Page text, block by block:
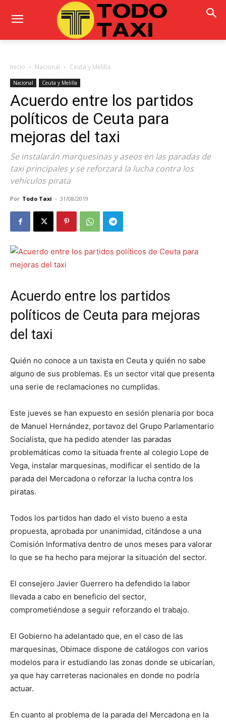
Inicio Nacional Ceuta y Melilla
Nacional Ceuta y Melilla
Acuerdo entre los partidos
políticos de Ceuta para
mejoras del taxi
Se instalarán marquesinas y aseos en las paradas de
taxi principales y se reforzará la lucha contra los
vehículos pirata
Por Todo Taxi - 31/08/2019
Acuerdo entre los partidos
políticos de Ceuta para mejoras
del taxi
Quién no conoce a un taxista en Ceuta y quién no sabe
alguno de sus problemas. Es un sector vital que presenta
una serie de reclamaciones no cumplidas.
Este jueves se han expuesto en sesión plenaria por boca
de Manuel Hernández, portavoz del Grupo Parlamentario
Socialista, que ha pedido atender las paradas
problemáticas como la situada frente al colegio Lope de
Vega, instalar marquesinas, modificar el sentido de la
parada del Mercadona o reforzar la lucha contra los
piratas.
Todos los partidos han dado el visto bueno a esta
propuesta, aprobada por unanimidad, citándose a una
Comisión Informativa dentro de unos meses para valorar
lo que se ha hecho para mejorar la situación del sector.
El consejero Javier Guerrero ha defendido la labor
llevada a cabo en beneficio del sector,
comprometiéndose a seguir reforzando el trabajo.
El Gobierno ha adelantado que, en el caso de las
marquesinas, Obimace dispone de catálogos con varios
modelos para ir estudiando las zonas donde se ubicarían,
ya que hay carreteras nacionales en donde no podría
actuar.
En cuanto al problema de la parada del Mercadona en la